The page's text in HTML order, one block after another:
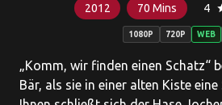
2012 70 Mins 4
1080P 720P WEB
„Komm, wir finden einen Schatz“
Bär, als sie in einer alten Kiste